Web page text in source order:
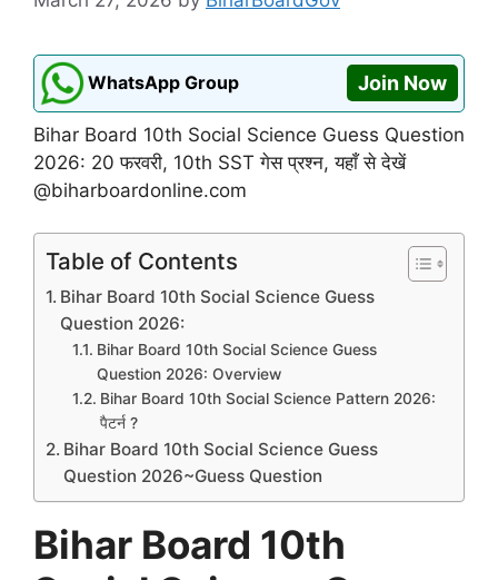
WhatsApp Group Join Now
Bihar Board 10th Social Science Guess Question
2026: 20 फरवरी, 10th SST गेस प्रश्न, यहाँ से देखें
@biharboardonline.com
Table of Contents
Bihar Board 10th Social Science Guess
Question 2026:
Bihar Board 10th Social Science Guess
Question 2026: Overview
Bihar Board 10th Social Science Pattern 2026:
पैटर्न ?
Bihar Board 10th Social Science Guess
Question 2026~Guess Question
Bihar Board 10th